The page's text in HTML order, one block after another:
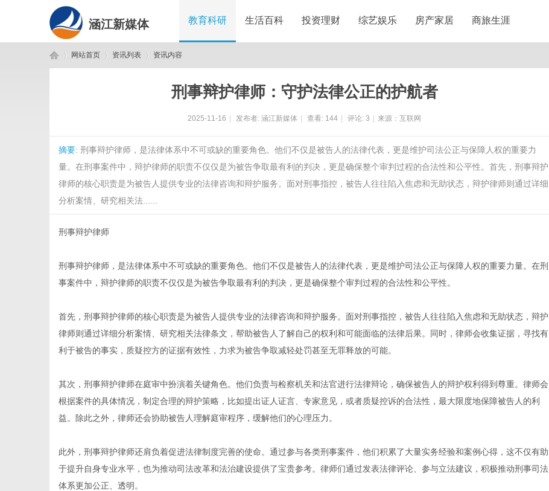
涵江新媒体 教育科研 生活百科 投资理财 综艺娱乐 房产家居 商旅生涯
网站首页 资讯列表 资讯内容
刑事辩护律师：守护法律公正的护航者
2025-11-16 发布者: 涵江新媒体 查看: 144 评论: 3 来源：互联网
摘要: 刑事辩护律师，是法律体系中不可或缺的重要角色。他们不仅是被告人的法律代表，更是维护司法公正与保障人权的重要力
量。在刑事案件中，辩护律师的职责不仅仅是为被告争取最有利的判决，更是确保整个审判过程的合法性和公平性。首先，刑事辩护
律师的核心职责是为被告人提供专业的法律咨询和辩护服务。面对刑事指控，被告人往往陷入焦虑和无助状态，辩护律师则通过详细
分析案情、研究相关法......
刑事辩护律师
刑事辩护律师，是法律体系中不可或缺的重要角色。他们不仅是被告人的法律代表，更是维护司法公正与保障人权的重要力量。在刑
事案件中，辩护律师的职责不仅仅是为被告争取最有利的判决，更是确保整个审判过程的合法性和公平性。
首先，刑事辩护律师的核心职责是为被告人提供专业的法律咨询和辩护服务。面对刑事指控，被告人往往陷入焦虑和无助状态，辩护
律师则通过详细分析案情、研究相关法律条文，帮助被告人了解自己的权利和可能面临的法律后果。同时，律师会收集证据，寻找有
利于被告的事实，质疑控方的证据有效性，力求为被告争取减轻处罚甚至无罪释放的可能。
其次，刑事辩护律师在庭审中扮演着关键角色。他们负责与检察机关和法官进行法律辩论，确保被告人的辩护权利得到尊重。律师会
根据案件的具体情况，制定合理的辩护策略，比如提出证人证言、专家意见，或者质疑控诉的合法性，最大限度地保障被告人的利
益。除此之外，律师还会协助被告人理解庭审程序，缓解他们的心理压力。
此外，刑事辩护律师还肩负着促进法律制度完善的使命。通过参与各类刑事案件，他们积累了大量实务经验和案例心得，这不仅有助
于提升自身专业水平，也为推动司法改革和法治建设提供了宝贵参考。律师们通过发表法律评论、参与立法建议，积极推动刑事司法
体系更加公正、透明。